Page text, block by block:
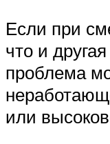
Если при
что и
проблема
или